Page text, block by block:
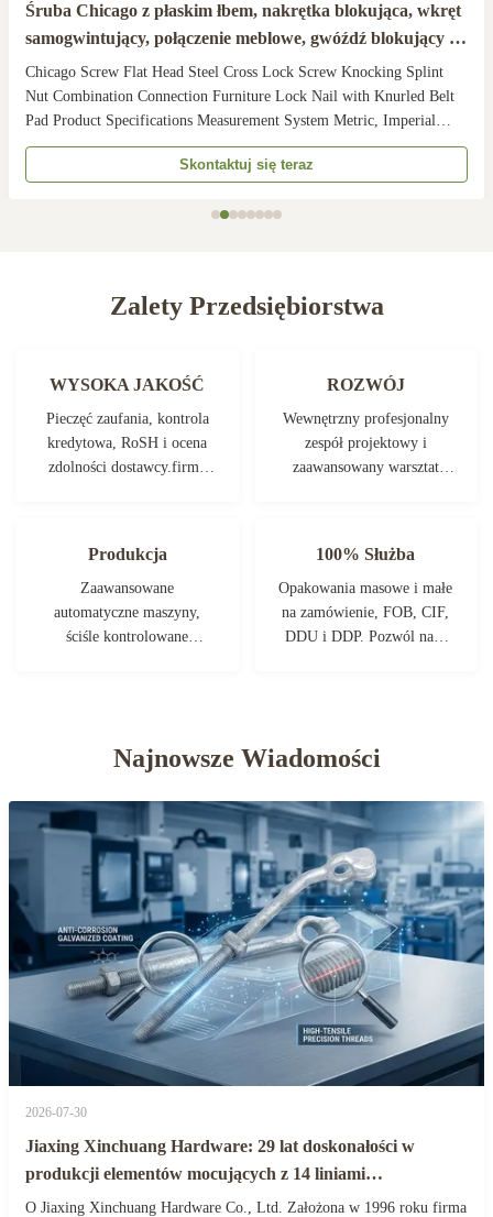
Śruba Chicago z płaskim łbem, nakrętka blokująca, wkręt
samogwintujący, połączenie meblowe, gwóźdź blokujący z
radełkowaną podkładką
Chicago Screw Flat Head Steel Cross Lock Screw Knocking Splint
Nut Combination Connection Furniture Lock Nail with Knurled Belt
Pad Product Specifications Measurement System Metric, Imperial
(Inch), Other Grade Class 4.8 Nut Shape Round Thread Coverage
Fully Threaded Thread Direction Square Finish ...
Skontaktuj się teraz
Zalety Przedsiębiorstwa
WYSOKA JAKOŚĆ
Pieczęć zaufania, kontrola
kredytowa, RoSH i ocena
zdolności dostawcy.firma
testowe.
ROZWÓJ
Wewnętrzny profesjonalny
zespół projektowy i
zaawansowany warsztat
Państwu produktów.
Produkcja
Zaawansowane
automatyczne maszyny,
ściśle kontrolowane
100% Służba
Opakowania masowe i małe
na zamówienie, FOB, CIF,
DDU i DDP. Pozwól nam
Najnowsze Wiadomości
2026-07-30
Jiaxing Xinchuang Hardware: 29 lat doskonałości w
produkcji elementów mocujących z 14 liniami
produkcyjnymi
O Jiaxing Xinchuang Hardware Co., Ltd. Założona w 1996 roku firma